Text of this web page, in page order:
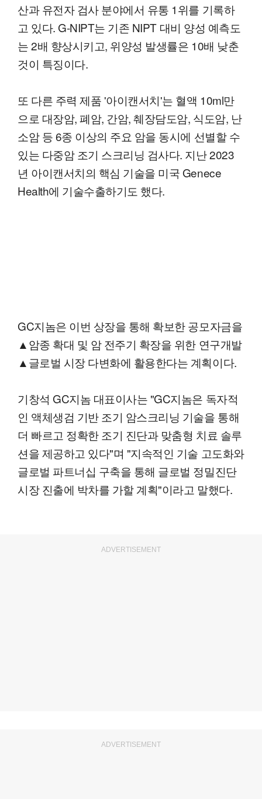
산과 유전자 검사 분야에서 유통 1위를 기록하
고 있다. G-NIPT는 기존 NIPT 대비 양성 예측도
는 2배 향상시키고, 위양성 발생률은 10배 낮춘
것이 특징이다.
또 다른 주력 제품 '아이캔서치'는 혈액 10ml만
으로 대장암, 폐암, 간암, 췌장담도암, 식도암, 난
소암 등 6종 이상의 주요 암을 동시에 선별할 수
있는 다중암 조기 스크리닝 검사다. 지난 2023
년 아이캔서치의 핵심 기술을 미국 Genece
Health에 기술수출하기도 했다.
GC지놈은 이번 상장을 통해 확보한 공모자금을
▲암종 확대 및 암 전주기 확장을 위한 연구개발
▲글로벌 시장 다변화에 활용한다는 계획이다.
기창석 GC지놈 대표이사는 "GC지놈은 독자적
인 액체생검 기반 조기 암스크리닝 기술을 통해
더 빠르고 정확한 조기 진단과 맞춤형 치료 솔루
션을 제공하고 있다"며 "지속적인 기술 고도화와
글로벌 파트너십 구축을 통해 글로벌 정밀진단
시장 진출에 박차를 가할 계획"이라고 말했다.
ADVERTISEMENT
ADVERTISEMENT